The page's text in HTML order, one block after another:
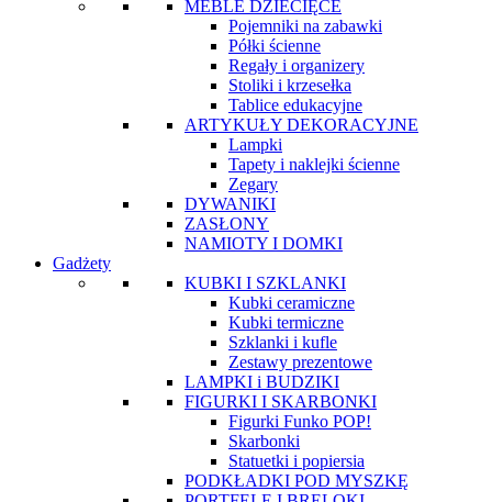
MEBLE DZIECIĘCE
Pojemniki na zabawki
Półki ścienne
Regały i organizery
Stoliki i krzesełka
Tablice edukacyjne
ARTYKUŁY DEKORACYJNE
Lampki
Tapety i naklejki ścienne
Zegary
DYWANIKI
ZASŁONY
NAMIOTY I DOMKI
Gadżety
KUBKI I SZKLANKI
Kubki ceramiczne
Kubki termiczne
Szklanki i kufle
Zestawy prezentowe
LAMPKI i BUDZIKI
FIGURKI I SKARBONKI
Figurki Funko POP!
Skarbonki
Statuetki i popiersia
PODKŁADKI POD MYSZKĘ